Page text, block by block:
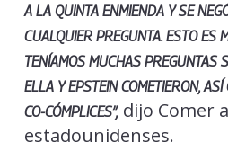
A LA QUINTA ENMIENDA Y SE
CUALQUIER PREGUNTA. ESTO ES
TENÍAMOS MUCHAS PREGUNTAS
ELLA Y EPSTEIN COMETIERON,
CO-CÓMPLICES”,dijo Comer
estadounidenses.